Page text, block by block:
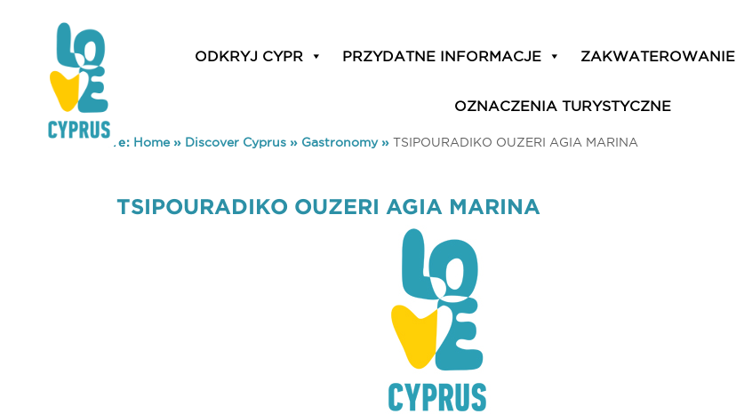
ODKRYJ CYPR PRZYDATNE INFORMACJE ZAKWATEROWANIE
OZNACZENIA TURYSTYCZNE
You are here: Home» Discover Cyprus » Gastronomy» TSIPOURADIKO OUZERI AGIA MARINA
TSIPOURADIKO OUZERI AGIA MARINA